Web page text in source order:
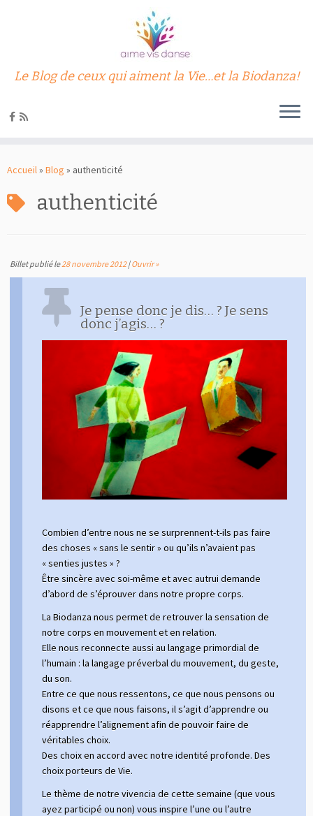
au
Le Blog de ceux qui aiment la Vie…et la Biodanza!
Accueil» Blog » authenticité
authenticité
Billet publié le28 novembre 2012|Ouvrir »
Je pense donc je dis… ? Je sens
donc j’agis… ?
Combien d’entre nous ne se surprennent-t-ils pas faire
des choses « sans le sentir » ou qu’ils n’avaient pas
« senties justes » ?
Être sincère avec soi-même et avec autrui demande
d’abord de s’éprouver dans notre propre corps.
La Biodanza nous permet de retrouver la sensation de
notre corps en mouvement et en relation.
Elle nous reconnecte aussi au langage primordial de
l’humain : la langage préverbal du mouvement, du geste,
du son.
Entre ce que nous ressentons, ce que nous pensons ou
disons et ce que nous faisons, il s’agit d’apprendre ou
réapprendre l’alignement afin de pouvoir faire de
véritables choix.
Des choix en accord avec notre identité profonde. Des
choix porteurs de Vie.
Le thème de notre vivencia de cette semaine (que vous
ayez participé ou non) vous inspire l’une ou l’autre